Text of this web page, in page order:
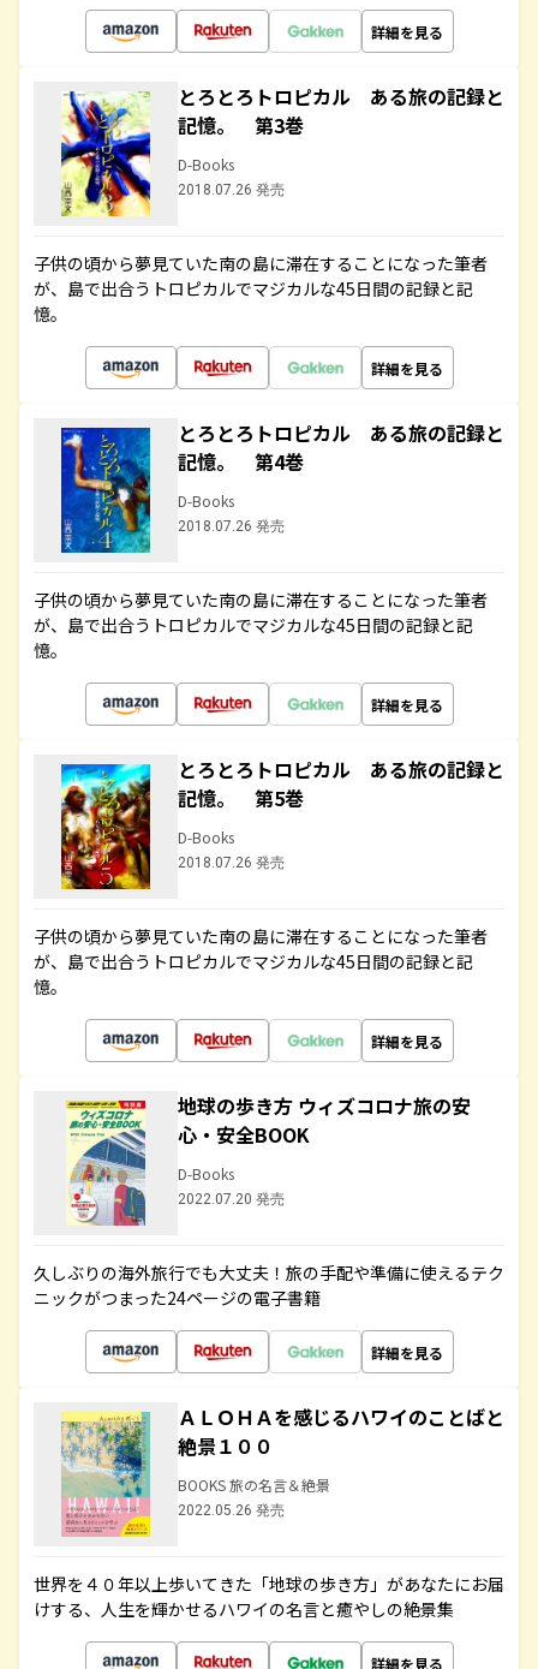
詳細を見る
とろとろトロピカル ある旅の記録と
記憶。 第3巻
D-Books
2018.07.26 発売
子供の頃から夢見ていた南の島に滞在することになった筆者
が、島で出合うトロピカルでマジカルな45日間の記録と記
憶。
詳細を見る
とろとろトロピカル ある旅の記録と
記憶。 第4巻
D-Books
2018.07.26 発売
子供の頃から夢見ていた南の島に滞在することになった筆者
が、島で出合うトロピカルでマジカルな45日間の記録と記
憶。
詳細を見る
とろとろトロピカル ある旅の記録と
記憶。 第5巻
D-Books
2018.07.26 発売
子供の頃から夢見ていた南の島に滞在することになった筆者
が、島で出合うトロピカルでマジカルな45日間の記録と記
憶。
詳細を見る
地球の歩き方 ウィズコロナ旅の安
心・安全BOOK
D-Books
2022.07.20 発売
久しぶりの海外旅行でも大丈夫！旅の手配や準備に使えるテク
ニックがつまった24ページの電子書籍
詳細を見る
ＡＬＯＨＡを感じるハワイのことばと
絶景１００
BOOKS 旅の名言＆絶景
2022.05.26 発売
世界を４０年以上歩いてきた「地球の歩き方」があなたにお届
けする、人生を輝かせるハワイの名言と癒やしの絶景集
詳細を見る